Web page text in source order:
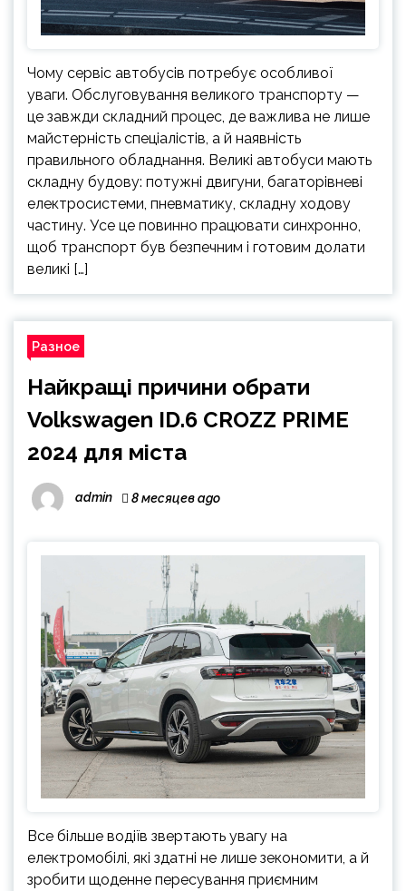
Чому сервіс автобусів потребує особливої
уваги. Обслуговування великого транспорту —
це завжди складний процес, де важлива не лише
майстерність спеціалістів, а й наявність
правильного обладнання. Великі автобуси мають
складну будову: потужні двигуни, багаторівневі
електросистеми, пневматику, складну ходову
частину. Усе це повинно працювати синхронно,
щоб транспорт був безпечним і готовим долати
великі […]
Разное
Найкращі причини обрати
Volkswagen ID.6 CROZZ PRIME
2024 для міста
admin 8 месяцев ago
Все більше водіїв звертають увагу на
електромобілі, які здатні не лише зекономити, а й
зробити щоденне пересування приємним